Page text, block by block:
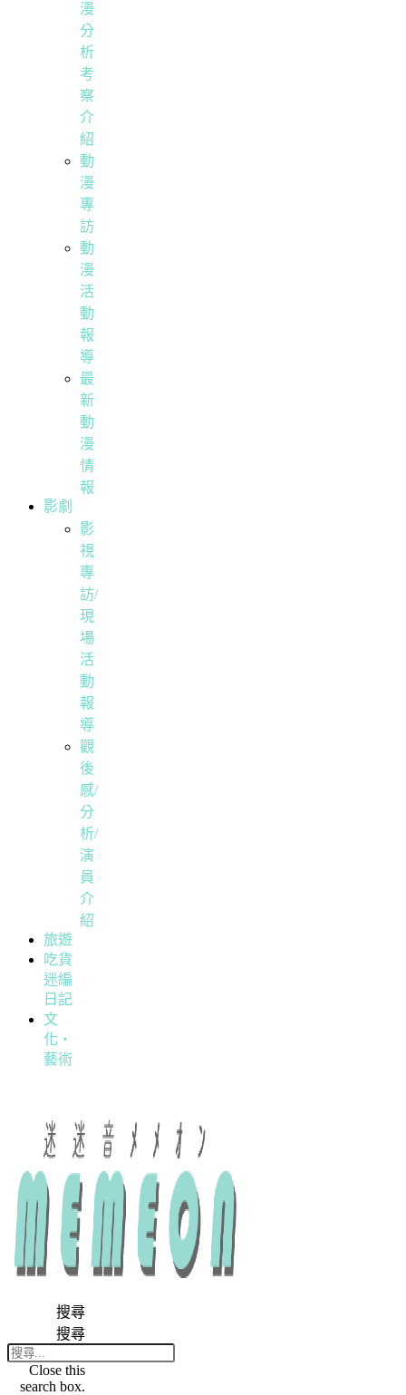
漫
分
析
考
察
介
紹
動
漫
專
訪
動
漫
活
動
報
導
最
新
動
漫
情
報
影劇
影
視
專
訪/
現
場
活
動
報
導
觀
後
感/
分
析/
演
員
介
紹
旅遊
吃貨
迷編
日記
文
化・
藝術
搜尋
搜尋
Close this
search box.